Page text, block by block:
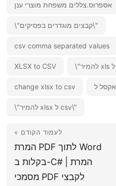
אספרוס.צללים משפחת מוצרי ענן
\"קבצים מוגדרים בפסיקים\"
csv comma separated values
XLSX to CSV
change xlsx to csv
\"להמיר xlsx ל csv\"
« לעמוד הקודם
המרת PDF לתוך Word
בקלות ב-C# | המרת
מסמכי PDF לקבצי